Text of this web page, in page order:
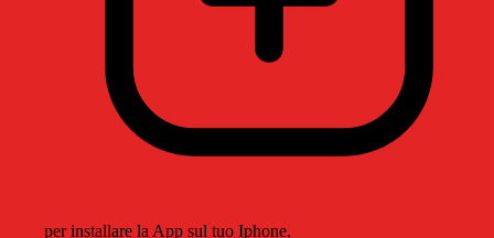
per installare la App sul tuo Iphone.